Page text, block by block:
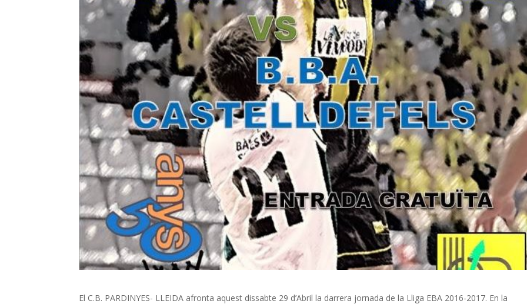
El C.B. PARDINYES- LLEIDA afronta aquest dissabte 29 d’Abril la darrera jornada de la Lliga EBA 2016-2017. En la